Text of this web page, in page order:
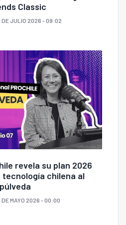
Classic
DE JULIO 2026 - 09:02
revela su plan 2026
chilena al
DE MAYO 2026 - 00:00